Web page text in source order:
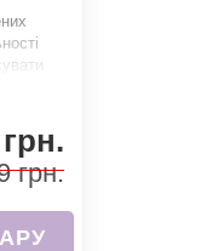
грн.